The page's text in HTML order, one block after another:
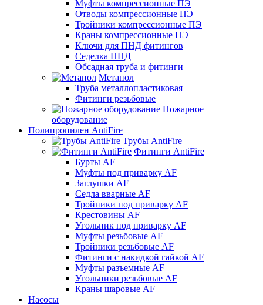
Муфты компрессионные ПЭ
Отводы компрессионные ПЭ
Тройники компрессионные ПЭ
Краны компрессионные ПЭ
Ключи для ПНД фитингов
Седелка ПНД
Обсадная труба и фитинги
Метапол
Труба металлопластиковая
Фитинги резьбовые
Пожарное
оборудование
Полипропилен AntiFire
Трубы AntiFire
Фитинги AntiFire
Бурты AF
Муфты под приварку AF
Заглушки AF
Седла вварные AF
Тройники под приварку AF
Крестовины AF
Угольник под приварку AF
Муфты резьбовые AF
Тройники резьбовые AF
Фитинги с накидкой гайкой AF
Муфты разъемные AF
Угольники резьбовые AF
Краны шаровые AF
Насосы